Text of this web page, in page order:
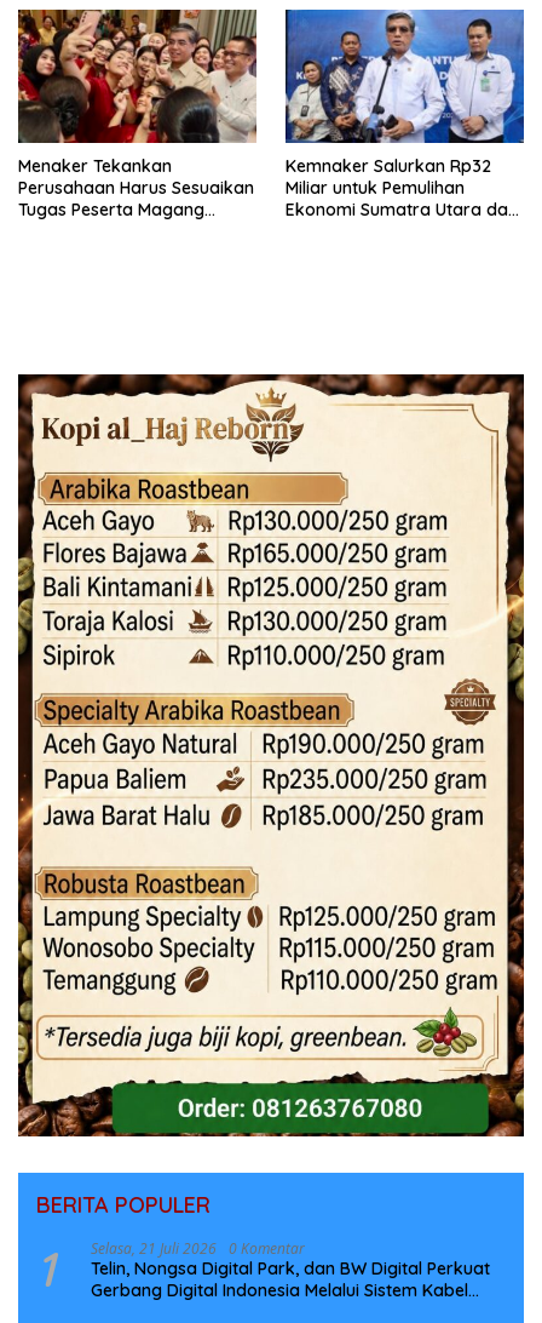
Menaker Tekankan
Perusahaan Harus Sesuaikan
Tugas Peserta Magang
Kemnaker Salurkan Rp32
Miliar untuk Pemulihan
Ekonomi Sumatra Utara dan
BERITA POPULER
1 Selasa, 21 Juli 2026 0 Komentar
Telin, Nongsa Digital Park, dan BW Digital Perkuat
Gerbang Digital Indonesia Melalui Sistem Kabel